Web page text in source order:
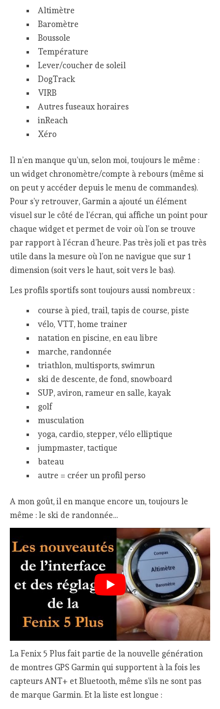
Altimètre
Baromètre
Boussole
Température
Lever/coucher de soleil
DogTrack
VIRB
Autres fuseaux horaires
inReach
Xéro
Il n’en manque qu’un, selon moi, toujours le même :
un widget chronomètre/compte à rebours (même si
on peut y accéder depuis le menu de commandes).
Pour s’y retrouver, Garmin a ajouté un élément
visuel sur le côté de l’écran, qui affiche un point pour
chaque widget et permet de voir où l’on se trouve
par rapport à l’écran d’heure. Pas très joli et pas très
utile dans la mesure où l’on ne navigue que sur 1
dimension (soit vers le haut, soit vers le bas).
Les profils sportifs sont toujours aussi nombreux :
course à pied, trail, tapis de course, piste
vélo, VTT, home trainer
natation en piscine, en eau libre
marche, randonnée
triathlon, multisports, swimrun
ski de descente, de fond, snowboard
SUP, aviron, rameur en salle, kayak
golf
musculation
yoga, cardio, stepper, vélo elliptique
jumpmaster, tactique
bateau
autre = créer un profil perso
A mon goût, il en manque encore un, toujours le
même : le ski de randonnée…
La Fenix 5 Plus fait partie de la nouvelle génération
de montres GPS Garmin qui supportent à la fois les
capteurs ANT+ et Bluetooth, même s’ils ne sont pas
de marque Garmin. Et la liste est longue :